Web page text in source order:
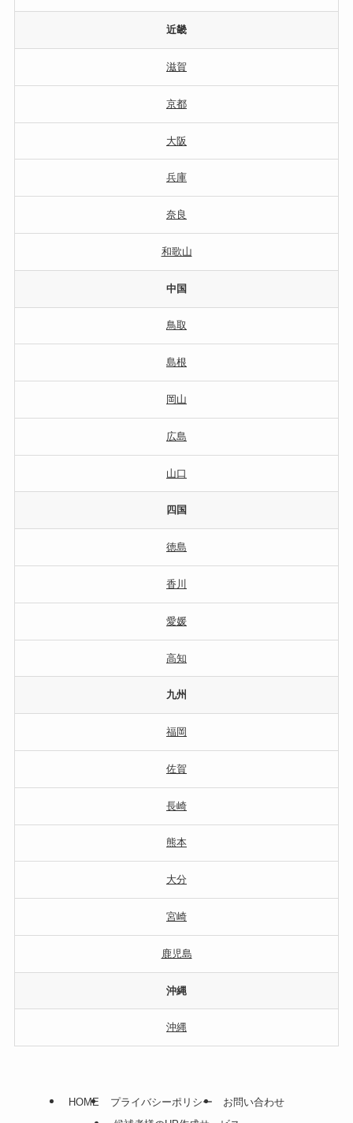
近畿
滋賀
京都
大阪
兵庫
奈良
和歌山
中国
鳥取
島根
岡山
広島
山口
四国
徳島
香川
愛媛
高知
九州
福岡
佐賀
長崎
熊本
大分
宮崎
鹿児島
沖縄
沖縄
HOME プライバシーポリシー
お問い合わせ